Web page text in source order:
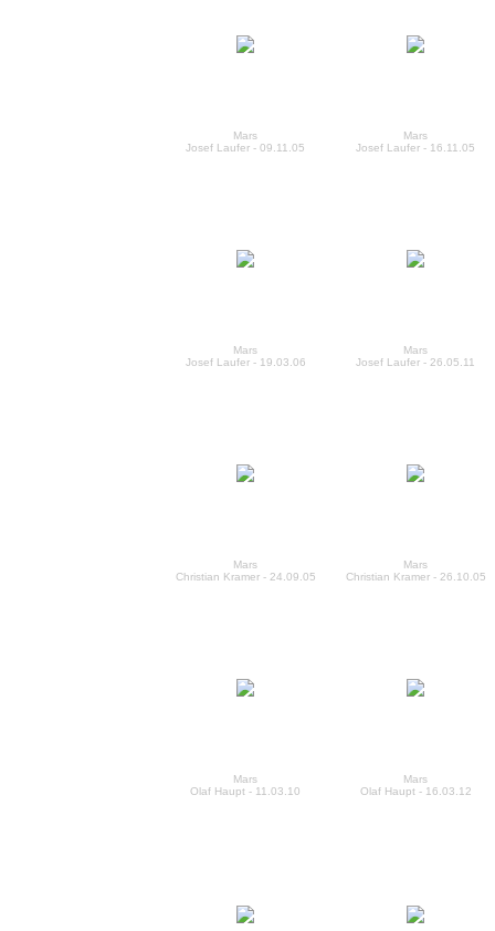
Mars
Josef Laufer - 09.11.05
Mars
Josef Laufer - 16.11.05
Mars
Josef Laufer - 19.03.06
Mars
Josef Laufer - 26.05.11
Mars
Christian Kramer - 24.09.05
Mars
Christian Kramer - 26.10.05
Mars
Olaf Haupt - 11.03.10
Mars
Olaf Haupt - 16.03.12